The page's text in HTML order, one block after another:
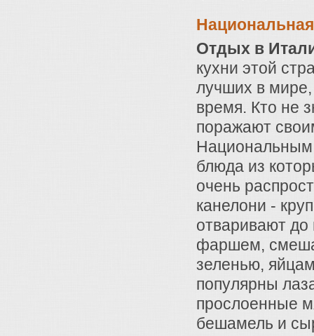
Отдых в
кухни этой
лучших в
время. Кто не
поражают
Национальным
блюда из
очень
канелони -
отваривают
фаршем,
зеленью,
популярны
прослоенные
бешамель и